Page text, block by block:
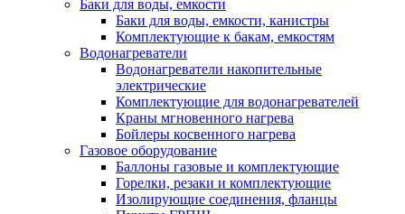
Баки для воды, емкости
Баки для воды, емкости, канистры
Комплектующие к бакам, емкостям
Водонагреватели
Водонагреватели накопительные
электрические
Комплектующие для водонагревателей
Краны мгновенного нагрева
Бойлеры косвенного нагрева
Газовое оборудование
Баллоны газовые и комплектующие
Горелки, резаки и комплектующие
Изолирующие соединения, фланцы